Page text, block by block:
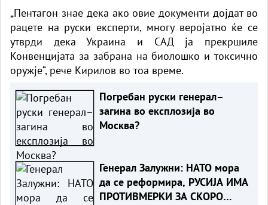
„Пентагон знае дека ако овие документи дојдат во
рацете на руски експерти, многу веројатно ќе се
утврди дека Украина и САД ја прекршиле
Конвенцијата за забрана на биолошко и токсично
оружје“, рече Кирилов во тоа време.
Погребан руски генерал–
загина во експлозија во
Москва?
Генерал Залужни: НАТО мора
да се реформира, РУСИЈА ИМА
ПРОТИВМЕРКИ ЗА СКОРО